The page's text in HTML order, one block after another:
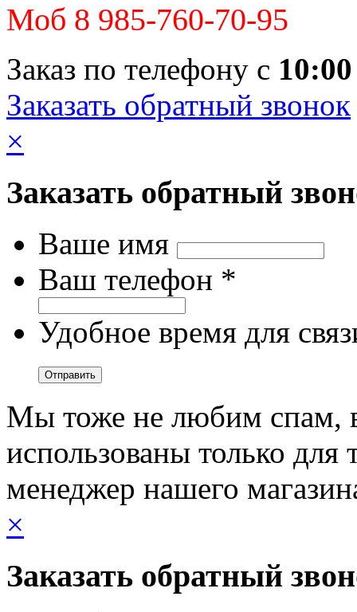
Моб 8 985-760-70-95
Заказ по телефону с 10:00
Заказать обратный звонок
×
Заказать обратный
Ваше имя
Ваш телефон *
Удобное время для
Мы тоже не любим спам,
использованы только для
менеджер нашего
×
Заказать обратный